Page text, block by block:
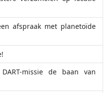
afspraak met planetoïde
missie de baan van